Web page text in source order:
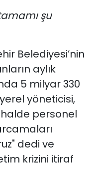
şu
Belediyesi’nin
aylık
5 milyar 330
yöneticisi,
halde personel
dedi ve
krizini itiraf